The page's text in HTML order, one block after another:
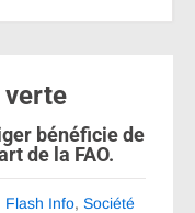
verte
bénéficie de
de la FAO.
Flash Info, Société